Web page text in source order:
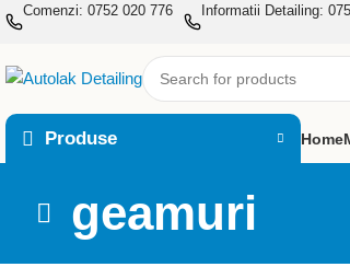
Comenzi: 0752 020 776 Informatii Detailing:
Produse Home
geamuri